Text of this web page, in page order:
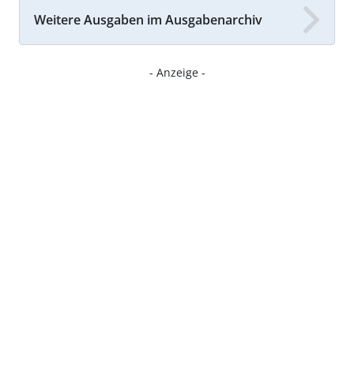
Weitere Ausgaben im Ausgabenarchiv
- Anzeige -